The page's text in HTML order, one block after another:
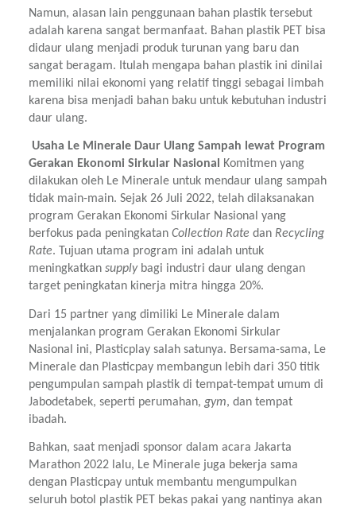
Namun, alasan lain penggunaan bahan plastik tersebut
adalah karena sangat bermanfaat. Bahan plastik PET bisa
didaur ulang menjadi produk turunan yang baru dan
sangat beragam. Itulah mengapa bahan plastik ini dinilai
memiliki nilai ekonomi yang relatif tinggi sebagai limbah
karena bisa menjadi bahan baku untuk kebutuhan industri
daur ulang.
Gerakan Ekonomi Sirkular Nasional Komitmen yang
dilakukan oleh Le Minerale untuk mendaur ulang sampah
tidak main-main. Sejak 26 Juli 2022, telah dilaksanakan
program Gerakan Ekonomi Sirkular Nasional yang
berfokus pada peningkatan Collection Rate dan Recycling
Rate. Tujuan utama program ini adalah untuk
meningkatkan supply bagi industri daur ulang dengan
target peningkatan kinerja mitra hingga 20%.
Dari 15 partner yang dimiliki Le Minerale dalam
menjalankan program Gerakan Ekonomi Sirkular
Nasional ini, Plasticplay salah satunya. Bersama-sama, Le
Minerale dan Plasticpay membangun lebih dari 350 titik
pengumpulan sampah plastik di tempat-tempat umum di
Jabodetabek, seperti perumahan, gym, dan tempat
ibadah.
Bahkan, saat menjadi sponsor dalam acara Jakarta
Marathon 2022 lalu, Le Minerale juga bekerja sama
dengan Plasticpay untuk membantu mengumpulkan
seluruh botol plastik PET bekas pakai yang nantinya akan